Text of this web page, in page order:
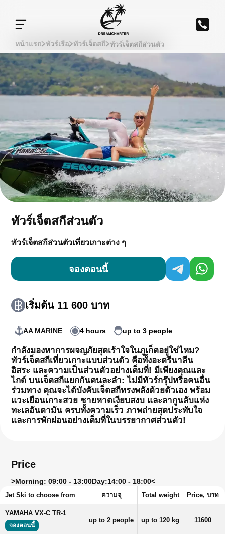
หน้าแรก ทัวร์เรือ ทัวร์เจ็ตสกี ทัวร์เจ็ตสกีส่วนตัว
ทัวร์เจ็ตสกีส่วนตัว
ทัวร์เจ็ตสกีส่วนตัวเที่ยวเกาะต่าง ๆ
จองตอนนี้
เริ่มต้น 11 600 บาท
AA MARINE 4 hours up to 3 people
กำลังมองหาการผจญภัยสุดเร้าใจในภูเก็ตอยู่ใช่ไหม?
ทัวร์เจ็ตสกีเที่ยวเกาะแบบส่วนตัว คือทั้งอะดรีนาลีน
อิสระ และความเป็นส่วนตัวอย่างเต็มที่! มีเพียงคุณและ
ไกด์ บนเจ็ตสกีแยกกันคนละลำ: ไม่มีทัวร์กรุ๊ปหรือคนอื่น
ร่วมทาง คุณจะได้บังคับเจ็ตสกีทรงพลังด้วยตัวเอง พร้อม
แวะเยือนเกาะสวย ชายหาดเงียบสงบ และลากูนลับแห่ง
ทะเลอันดามัน ครบทั้งความเร็ว ภาพถ่ายสุดประทับใจ
และการพักผ่อนอย่างเต็มที่ในบรรยากาศส่วนตัว!
Price
>Morning: 09:00 - 13:00Day:14:00 - 18:00<
Jet Ski to choose from ความจุ Total weight Price, บาท
YAMAHA VX-C TR-1
จองตอนนี้
up to 2 people up to 120 kg 11600